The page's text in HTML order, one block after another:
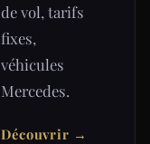
de vol, tarifs
fixes,
véhicules
Mercedes.
Découvrir →